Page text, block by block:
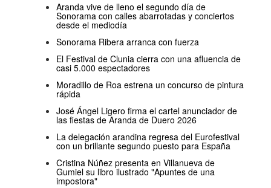
Aranda vive de lleno el segundo día de
Sonorama con calles abarrotadas y conciertos
desde el mediodía
Sonorama Ribera arranca con fuerza
El Festival de Clunia cierra con una afluencia de
casi 5.000 espectadores
Moradillo de Roa estrena un concurso de pintura
rápida
José Ángel Ligero firma el cartel anunciador de
las fiestas de Aranda de Duero 2026
La delegación arandina regresa del Eurofestival
con un brillante segundo puesto para España
Cristina Núñez presenta en Villanueva de
Gumiel su libro ilustrado "Apuntes de una
impostora"